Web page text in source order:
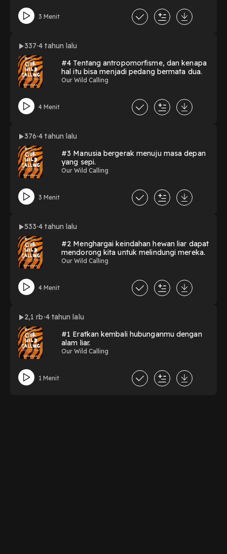
3 Menit
337 4 tahun lalu
#4 Tentang antropomorfisme, dan kenapa
hal itu bisa menjadi pedang bermata dua.
Our Wild Calling
4 Menit
376 4 tahun lalu
#3 Manusia bergerak menuju masa depan
yang sepi.
Our Wild Calling
3 Menit
533 4 tahun lalu
#2 Menghargai keindahan hewan liar dapat
mendorong kita untuk melindungi mereka.
Our Wild Calling
4 Menit
2,1 rb 4 tahun lalu
#1 Eratkan kembali hubunganmu dengan
alam liar.
Our Wild Calling
1 Menit